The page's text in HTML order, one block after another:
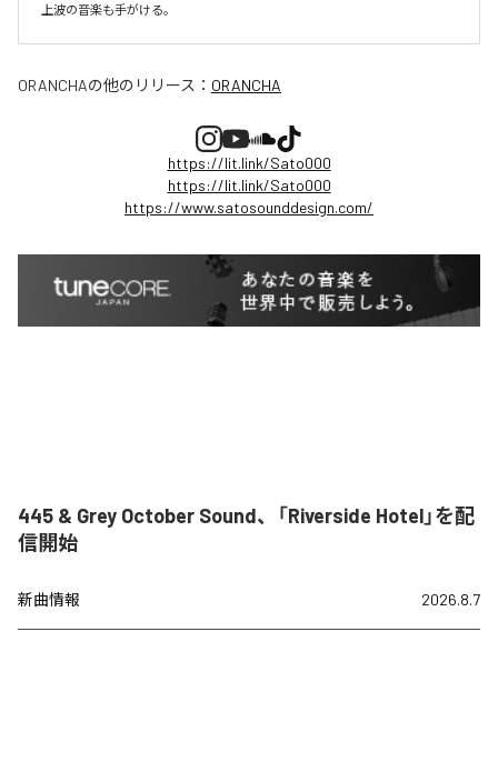
上波の音楽も手がける。
ORANCHAの他のリリース： ORANCHA
https://lit.link/Sato000
https://lit.link/Sato000
https://www.satosounddesign.com/
445 & Grey October Sound、「Riverside Hotel」を配
信開始
新曲情報 2026.8.7